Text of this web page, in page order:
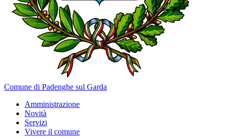
Comune di Padenghe sul Garda
Amministrazione
Novità
Servizi
Vivere il comune